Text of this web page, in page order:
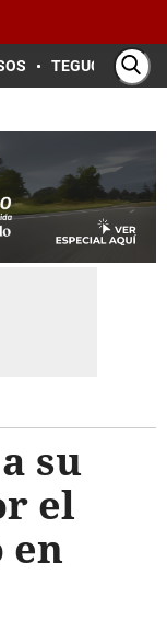
TEGUCIGALPA
su
el
en